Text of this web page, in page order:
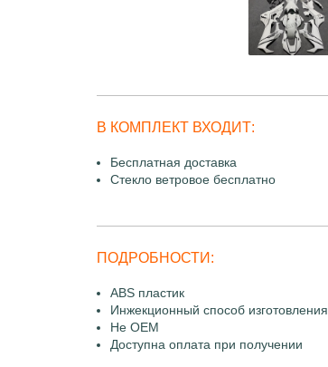
В КОМПЛЕКТ ВХОДИТ:
Бесплатная доставка
Стекло ветровое бесплатно
ПОДРОБНОСТИ:
ABS пластик
Инжекционный способ изготовления
Не OEM
Доступна оплата при получении